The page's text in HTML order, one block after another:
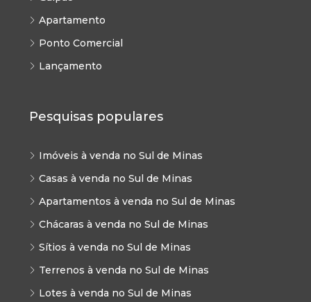
Apartamento
Ponto Comercial
Lançamento
Pesquisas populares
Imóveis à venda no Sul de Minas
Casas à venda no Sul de Minas
Apartamentos à venda no Sul de Minas
Chácaras à venda no Sul de Minas
Sítios à venda no Sul de Minas
Terrenos à venda no Sul de Minas
Lotes à venda no Sul de Minas